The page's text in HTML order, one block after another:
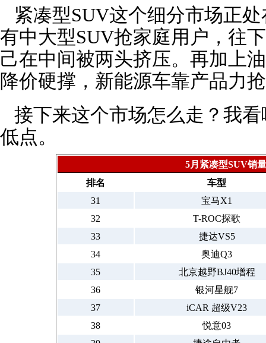
紧凑型SUV这个细分市场正
有中大型SUV抢家庭用户，往
己在中间被两头挤压。再加上
降价硬撑，新能源车靠产品力
接下来这个市场怎么走？我
低点。
5月紧凑型SUV销
排名
车型
31
宝马X1
32
T-ROC探歌
33
捷达VS5
34
奥迪Q3
35
北京越野BJ40增程
36
银河星舰7
37
iCAR 超级V23
38
悦意03